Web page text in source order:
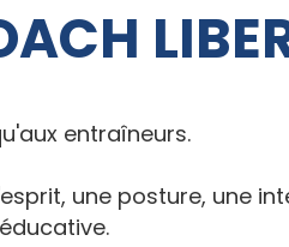
entraîneurs.​
une posture, une